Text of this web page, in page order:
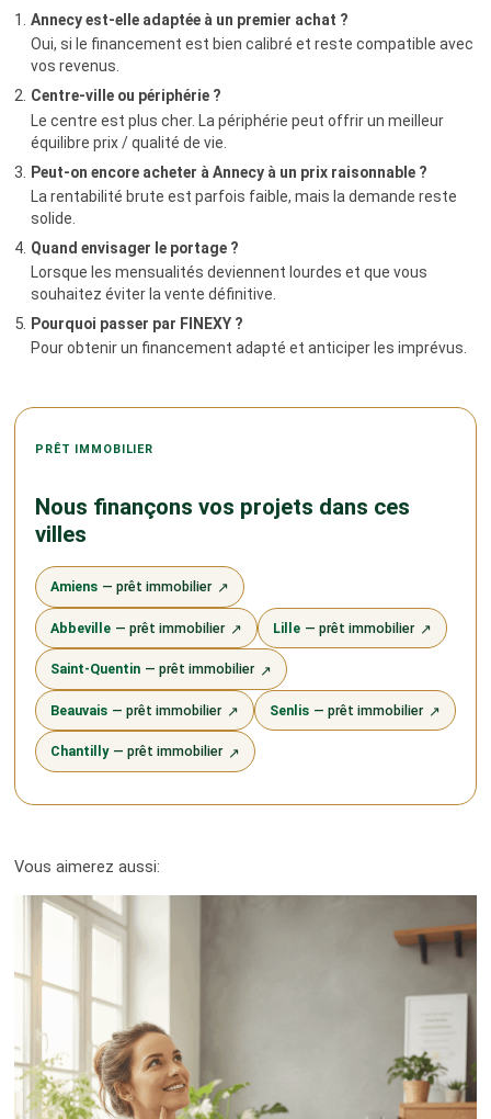
Annecy est-elle adaptée à un premier achat ?
Oui, si le financement est bien calibré et reste compatible avec
vos revenus.
Centre-ville ou périphérie ?
Le centre est plus cher. La périphérie peut offrir un meilleur
équilibre prix / qualité de vie.
Peut-on encore acheter à Annecy à un prix raisonnable ?
La rentabilité brute est parfois faible, mais la demande reste
solide.
Quand envisager le portage ?
Lorsque les mensualités deviennent lourdes et que vous
souhaitez éviter la vente définitive.
Pourquoi passer par FINEXY ?
Pour obtenir un financement adapté et anticiper les imprévus.
PRÊT IMMOBILIER
Nous finançons vos projets dans ces
villes
Amiens — prêt immobilier ↗
Abbeville — prêt immobilier ↗ Lille — prêt immobilier ↗
Saint-Quentin — prêt immobilier ↗
Beauvais — prêt immobilier ↗ Senlis — prêt immobilier ↗
Chantilly — prêt immobilier ↗
Vous aimerez aussi: